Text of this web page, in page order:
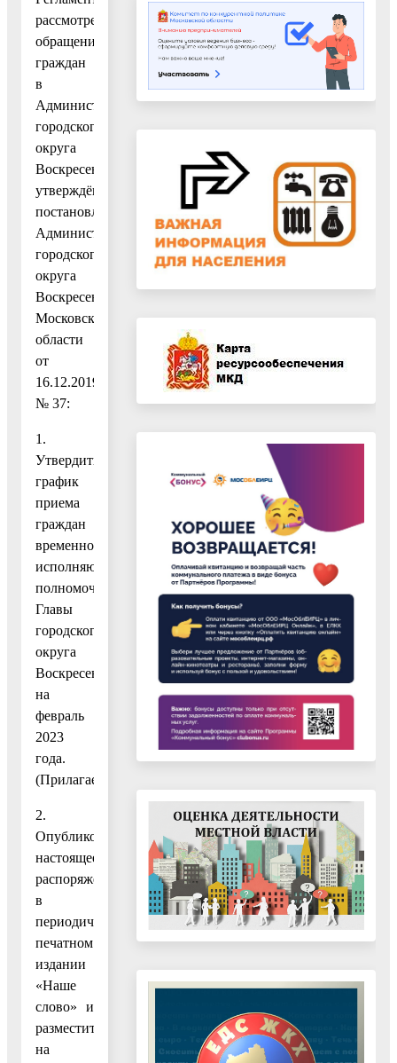
рассмотрения
обращений
граждан
в
Администрации
городского
округа
Воскресенск,
утверждённым
постановлением
Администрации
городского
округа
Воскресенск
Московской
области
от
16.12.2019
№ 37:
1.
Утвердить
график
приема
граждан
временно
исполняющим
полномочия
Главы
городского
округа
Воскресенск
на
февраль
2023
года.
(Прилагается).
2.
Опубликовать
настоящее
распоряжение
в
периодическом
печатном
издании
«Наше
слово» и
разместить
на